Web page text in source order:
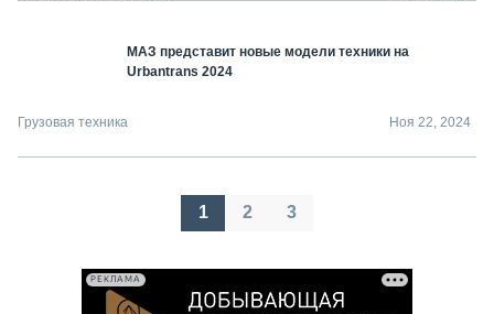
МАЗ представит новые модели техники на
Urbantrans 2024
Грузовая техника Ноя 22, 2024
Пагинация
1 2 3
РЕКЛАМА